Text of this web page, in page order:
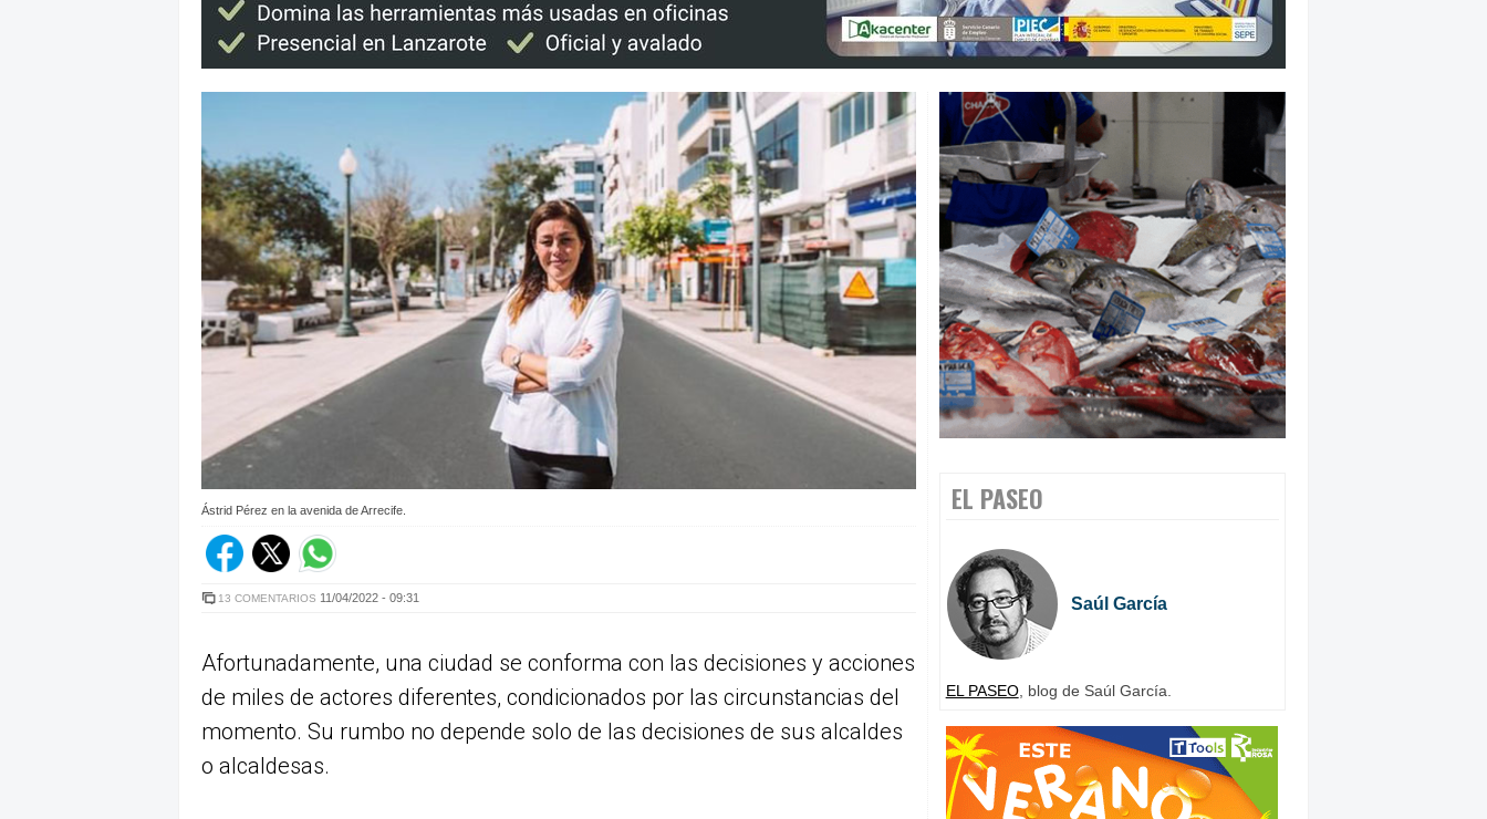
Ástrid Pérez en la avenida de Arrecife.
13 COMENTARIOS 11/04/2022 - 09:31
Afortunadamente, una ciudad se conforma con las decisiones y acciones
de miles de actores diferentes, condicionados por las circunstancias del
momento. Su rumbo no depende solo de las decisiones de sus alcaldes
o alcaldesas.
EL PASEO
Saúl García
EL PASEO, blog de Saúl García.